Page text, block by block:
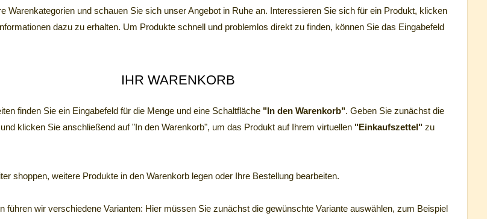
Warenkategorien und schauen Sie sich unser Angebot in Ruhe an. Interessieren Sie sich für ein Produkt, klicken
dazu zu erhalten. Um Produkte schnell und problemlos direkt zu finden, können Sie das Eingabefeld
IHR WARENKORB
finden Sie ein Eingabefeld für die Menge und eine Schaltfläche "In den Warenkorb". Geben Sie zunächst die
klicken Sie anschließend auf "In den Warenkorb", um das Produkt auf Ihrem virtuellen "Einkaufszettel"zu
shoppen, weitere Produkte in den Warenkorb legen oder Ihre Bestellung bearbeiten.
führen wir verschiedene Varianten: Hier müssen Sie zunächst die gewünschte Variante auswählen, zum Beispiel